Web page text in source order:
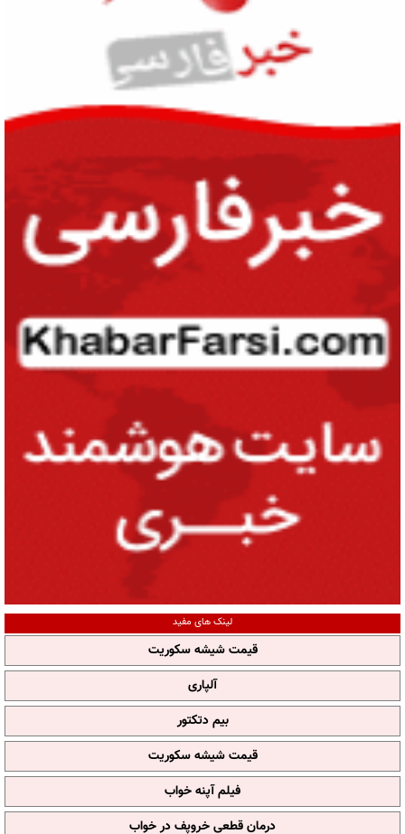
لینک های مفید
قیمت شیشه سکوریت
آلپاری
بیم دتکتور
قیمت شیشه سکوریت
فیلم آپنه خواب
درمان قطعی خروپف در خواب